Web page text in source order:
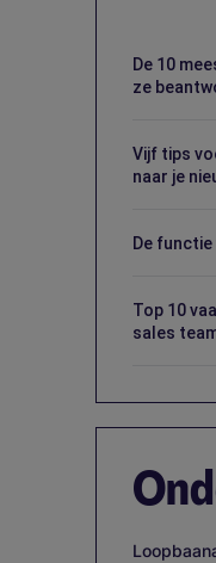
De 10
ze
Vijf tips
naar je
De
Top 10
sales